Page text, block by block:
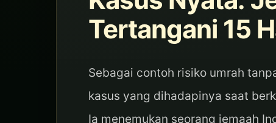
Tertangani 15
Sebagai contoh risiko umrah
kasus yang dihadapinya saat
Ia menemukan seorang jemaah